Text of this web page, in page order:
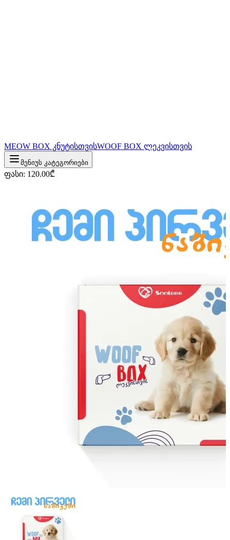
MEOW BOX კნუტისთვისWOOF BOX ლეკვისთვის
მენიუს კატეგორიები
ფასი: 120.00₾